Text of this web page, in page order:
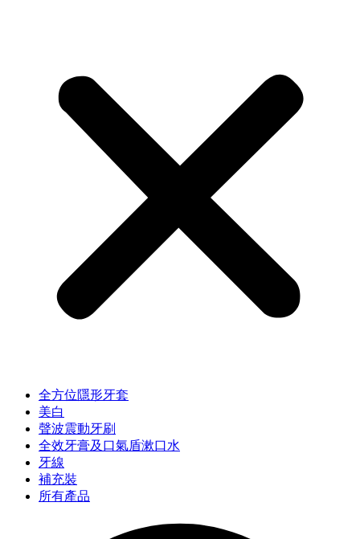
全方位隱形牙套
美白
聲波震動牙刷
全效牙膏及口氣盾漱口水
牙線
補充裝
所有產品